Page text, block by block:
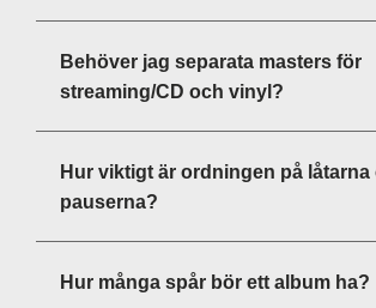
Behöver jag separata masters för
streaming/CD och vinyl?
Hur viktigt är ordningen på låtarna
pauserna?
Hur många spår bör ett album ha?